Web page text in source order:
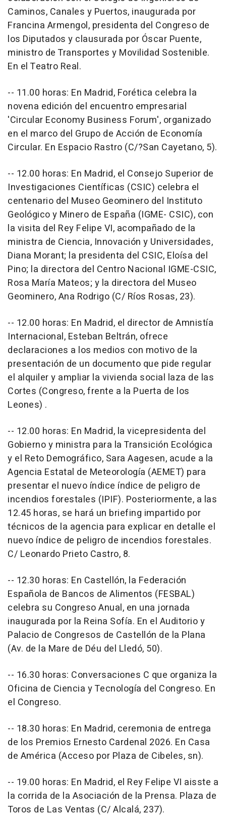
Caminos, Canales y Puertos, inaugurada por
Francina Armengol, presidenta del Congreso de
los Diputados y clausurada por Óscar Puente,
ministro de Transportes y Movilidad Sostenible.
En el Teatro Real.
-- 11.00 horas: En Madrid, Forética celebra la
novena edición del encuentro empresarial
'Circular Economy Business Forum', organizado
en el marco del Grupo de Acción de Economía
Circular. En Espacio Rastro (C/?San Cayetano, 5).
-- 12.00 horas: En Madrid, el Consejo Superior de
Investigaciones Científicas (CSIC) celebra el
centenario del Museo Geominero del Instituto
Geológico y Minero de España (IGME- CSIC), con
la visita del Rey Felipe VI, acompañado de la
ministra de Ciencia, Innovación y Universidades,
Diana Morant; la presidenta del CSIC, Eloísa del
Pino; la directora del Centro Nacional IGME-CSIC,
Rosa María Mateos; y la directora del Museo
Geominero, Ana Rodrigo (C/ Ríos Rosas, 23).
-- 12.00 horas: En Madrid, el director de Amnistía
Internacional, Esteban Beltrán, ofrece
declaraciones a los medios con motivo de la
presentación de un documento que pide regular
el alquiler y ampliar la vivienda social laza de las
Cortes (Congreso, frente a la Puerta de los
Leones) .
-- 12.00 horas: En Madrid, la vicepresidenta del
Gobierno y ministra para la Transición Ecológica
y el Reto Demográfico, Sara Aagesen, acude a la
Agencia Estatal de Meteorología (AEMET) para
presentar el nuevo índice índice de peligro de
incendios forestales (IPIF). Posteriormente, a las
12.45 horas, se hará un briefing impartido por
técnicos de la agencia para explicar en detalle el
nuevo índice de peligro de incendios forestales.
C/ Leonardo Prieto Castro, 8.
-- 12.30 horas: En Castellón, la Federación
Española de Bancos de Alimentos (FESBAL)
celebra su Congreso Anual, en una jornada
inaugurada por la Reina Sofía. En el Auditorio y
Palacio de Congresos de Castellón de la Plana
(Av. de la Mare de Déu del Lledó, 50).
-- 16.30 horas: Conversaciones C que organiza la
Oficina de Ciencia y Tecnología del Congreso. En
el Congreso.
-- 18.30 horas: En Madrid, ceremonia de entrega
de los Premios Ernesto Cardenal 2026. En Casa
de América (Acceso por Plaza de Cibeles, sn).
-- 19.00 horas: En Madrid, el Rey Felipe VI aisste a
la corrida de la Asociación de la Prensa. Plaza de
Toros de Las Ventas (C/ Alcalá, 237).